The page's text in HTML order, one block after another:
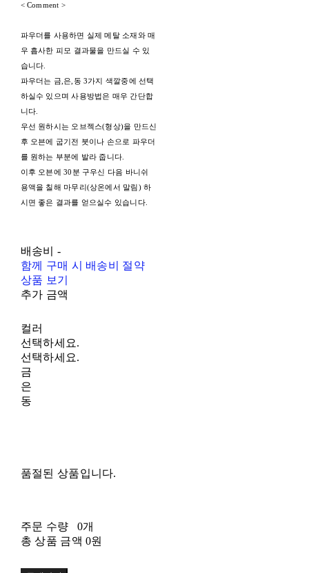
< Comment >
파우더를 사용하면 실제 메탈 소재와 매
우 흡사한 피모 결과물을 만드실 수 있
습니다.
파우더는 금,은,동 3가지 색깔중에 선택
하실수 있으며 사용방법은 매우 간단합
니다.
우선 원하시는 오브젝스(형상)을 만드신
후 오븐에 굽기전 붓이나 손으로 파우더
를 원하는 부분에 발라 줍니다.
이후 오븐에 30분 구우신 다음 바니쉬
용액을 칠해 마무리(상온에서 말림) 하
시면 좋은 결과를 얻으실수 있습니다.
배송비 -
함께 구매 시 배송비 절약
상품 보기
추가 금액
컬러
선택하세요.
선택하세요.
금
은
동
품절된 상품입니다.
주문 수량
0개
총 상품 금액 0원